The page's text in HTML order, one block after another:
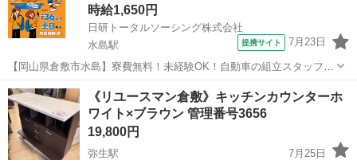
時給1,650円
日研トータルソーシング株式会社
水島駅
提携サイト 7月23日
【岡山県倉敷市水島】寮費無料！未経験OK！自動車の組立スタッフ
《お仕事No.NS0089》 お仕事について 車の組立作業です。専用レール
に乗って流れてくる車の骨組みに、車内外の各部品・ハンドル・足回
り・ドア・シートなどの各...
岡山 倉敷市 水島駅 その他
《リユースマン倉敷》キッチンカウンターホ
ワイト×ブラウン 管理番号3656
19,800円
弥生駅
7月25日